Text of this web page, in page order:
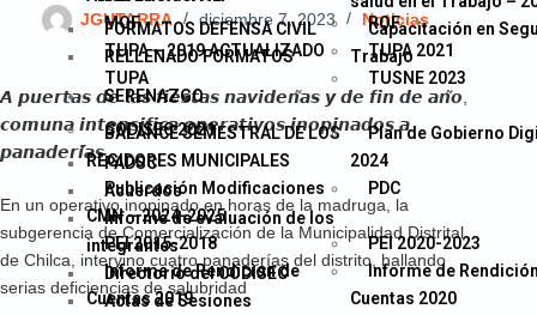
Capacitación en
Trabajo
MOF
ROF
TUPA – 2019 ACTUALIZADO
TUPA 2021
TUPA
TUSNE 2023
BALANCE SEMESTRAL DE LOS
REGIDORES MUNICIPALES
Plan de Gobierno
2024
Publicación Modificaciones
CMN – 2024-2025
PDC
PEI 2015-2018
PEI 2020-2023
Informe de Rendicion de
Cuentas 2019
Informe de
Cuentas 2020
FORMATOS DEFENSA CIVIL
RELLENADO FORMATOS
SERENAZGO
CODISEC 2021
PADSC
Acuerdos
Informe de evaluación de los
integrantes
Directorio del CODISEC
Actas de Sesiones
JGUTARRA diciembre 7, 2023 Noticias
𝘼 𝙥𝙪𝙚𝙧𝙩𝙖𝙨 𝙙𝙚 𝙡𝙖𝙨 𝙛𝙞𝙚𝙨𝙩𝙖𝙨 𝙣𝙖𝙫𝙞𝙙𝙚𝙣̃𝙖𝙨 𝙮 𝙙𝙚 𝙛𝙞𝙣 𝙙𝙚 𝙖𝙣̃𝙤,
𝙘𝙤𝙢𝙪𝙣𝙖 𝙞𝙣𝙩𝙚𝙣𝙨𝙞𝙛𝙞𝙘𝙖 𝙤𝙥𝙚𝙧𝙖𝙩𝙞𝙫𝙤𝙨 𝙞𝙣𝙤𝙥𝙞𝙣𝙖𝙙𝙤𝙨 𝙖
𝙥𝙖𝙣𝙖𝙙𝙚𝙧𝙞́𝙖𝙨
En un operativo inopinado en horas de la madruga, la
subgerencia de Comercialización de la Municipalidad Distrital
de Chilca, intervino cuatro panaderías del distrito, hallando
serias deficiencias de salubridad